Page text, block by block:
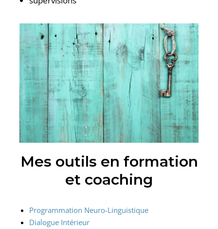
Mes outils en formation
et coaching
Programmation Neuro-Linguistique
Dialogue Intérieur